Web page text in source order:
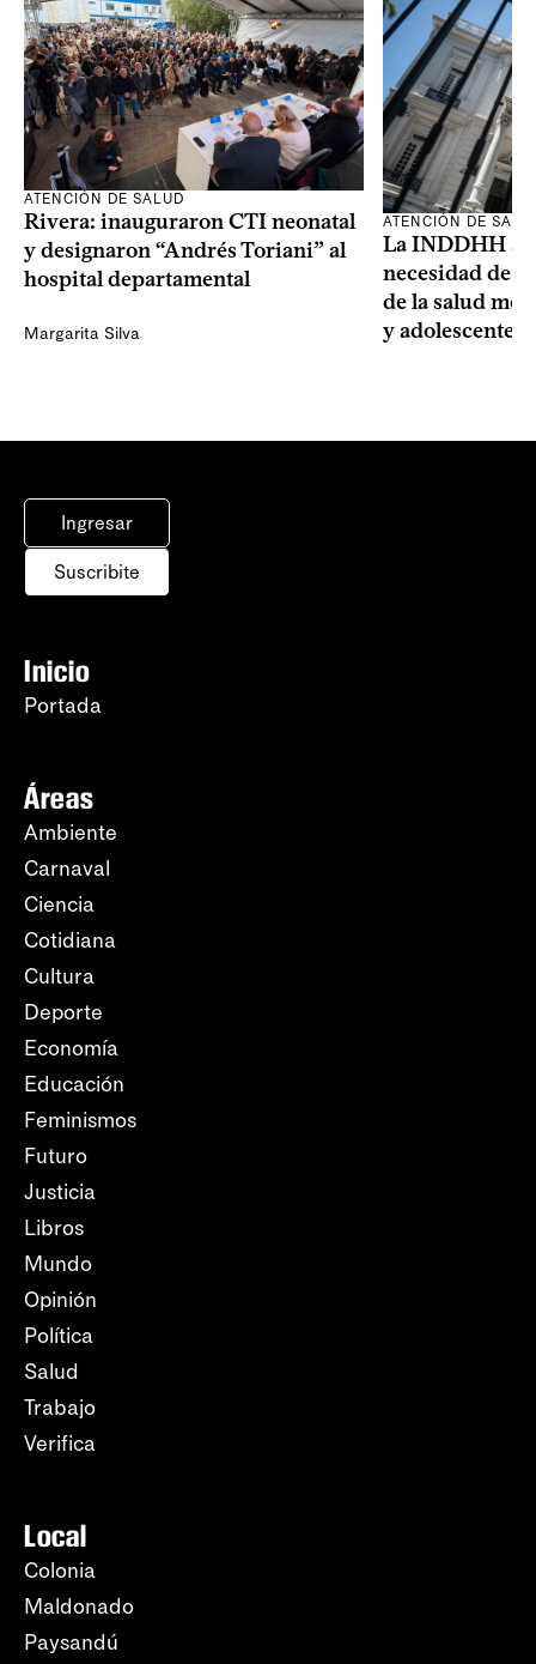
ATENCIÓN DE SALUD
Rivera: inauguraron CTI neonatal
y designaron “Andrés Toriani” al
hospital departamental
Margarita Silva
ATENCIÓN DE
La INDDHH
necesidad de
de la salud
y adolescentes
Ingresar
Suscribite
Inicio
Portada
Áreas
Ambiente
Carnaval
Ciencia
Cotidiana
Cultura
Deporte
Economía
Educación
Feminismos
Futuro
Justicia
Libros
Mundo
Opinión
Política
Salud
Trabajo
Verifica
Local
Colonia
Maldonado
Paysandú